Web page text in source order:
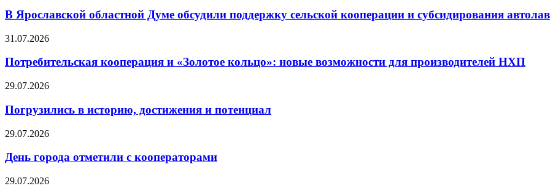
В Ярославской областной Думе обсудили поддержку сельской кооперации и субсидирования
31.07.2026
Потребительская кооперация и «Золотое кольцо»: новые возможности для производителей НХП
29.07.2026
Погрузились в историю, достижения и потенциал
29.07.2026
День города отметили с кооператорами
29.07.2026